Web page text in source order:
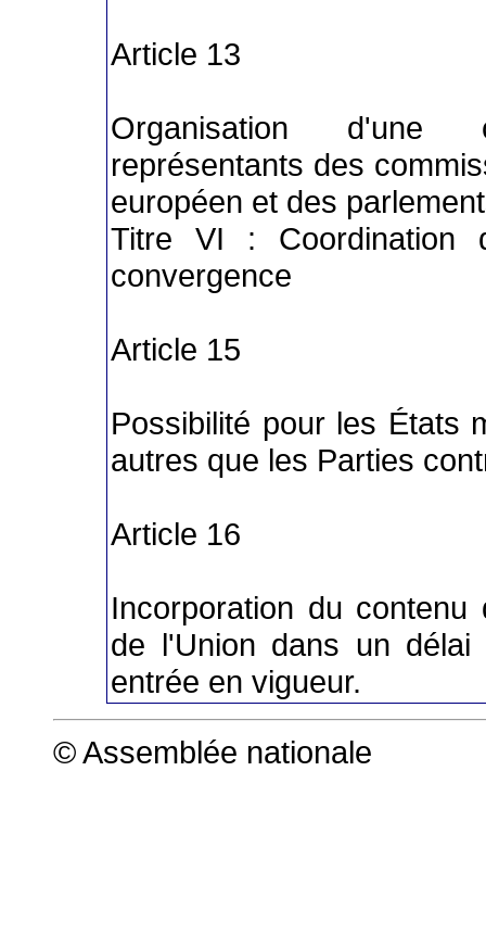
Article 13
Organisation d'une
représentants des
européen et des
Titre VI : Coordination
convergence
Article 15
Possibilité pour les États
autres que les Parties
Article 16
Incorporation du
de l'Union dans un
entrée en vigueur.
© Assemblée nationale